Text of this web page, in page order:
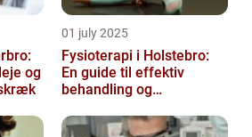
og
01 july 2025
Fysioterapi i Holstebro:
En guide til effektiv
behandling og